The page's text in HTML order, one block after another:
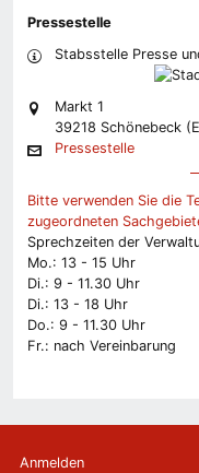
Pressestelle
Stabsstelle Presse
Markt 1
39218 Schönebeck
Pressestelle
Bitte verwenden Sie die
zugeordneten
Sprechzeiten der
Mo.: 13 - 15 Uhr
Di.: 9 - 11.30 Uhr
Di.: 13 - 18 Uhr
Do.: 9 - 11.30 Uhr
Fr.: nach Vereinbarung
Anmelden